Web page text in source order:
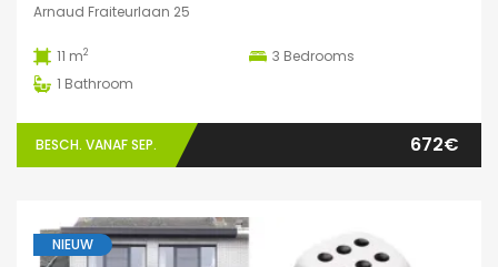
Arnaud Fraiteurlaan 25
11 m2 3 Bedrooms
1 Bathroom
BESCH. VANAF SEP. 672€
NIEUW